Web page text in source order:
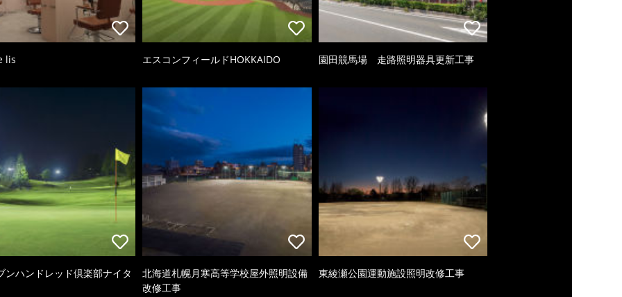
lis エスコンフィールドHOKKAIDO 園田競馬場 走路照明器具更新工事
ンハンドレッド倶楽部ナイタ
北海道札幌月寒高等学校屋外照明設備
改修工事
東綾瀬公園運動施設照明改修工事